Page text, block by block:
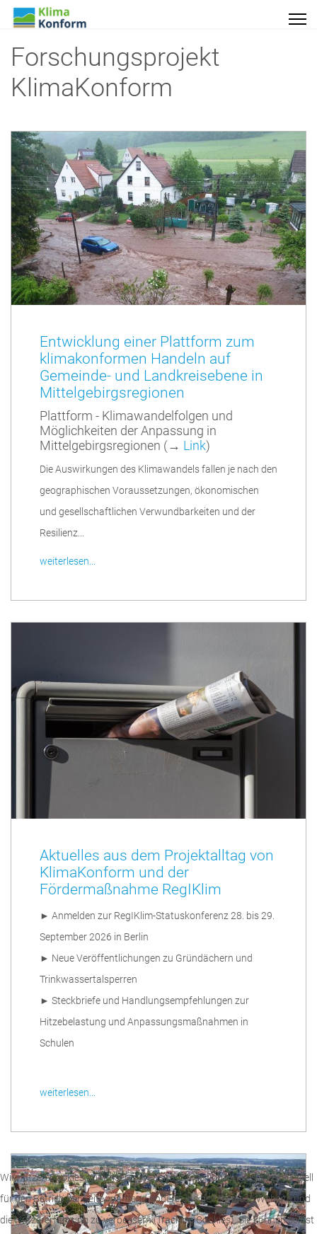
Forschungsprojekt
KlimaKonform
Entwicklung einer Plattform zum
klimakonformen Handeln auf
Gemeinde- und Landkreisebene in
Mittelgebirgsregionen
Plattform - Klimawandelfolgen und
Möglichkeiten der Anpassung in
Mittelgebirgsregionen (→ Link)
Die Auswirkungen des Klimawandels fallen je nach den
geographischen Voraussetzungen, ökonomischen
und gesellschaftlichen Verwundbarkeiten und der
Resilienz...
weiterlesen...
Aktuelles aus dem Projektalltag von
KlimaKonform und der
Fördermaßnahme RegIKlim
► Anmelden zur RegIKlim-Statuskonferenz 28. bis 29.
September 2026 in Berlin
► Neue Veröffentlichungen zu Gründächern und
Trinkwassertalsperren
► Steckbriefe und Handlungsempfehlungen zur
Hitzebelastung und Anpassungsmaßnahmen in
Schulen
weiterlesen...
Wir nutzen Cookies auf unserer Website. Einige von ihnen sind essenziell
für den Betrieb der Seite, während andere uns helfen, diese Website und
die Nutzererfahrung zu verbessern (Tracking Cookies). Sie können selbst